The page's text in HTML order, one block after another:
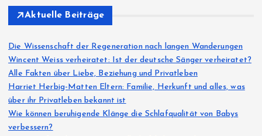
Aktuelle Beiträge
Die Wissenschaft der Regeneration nach langen Wanderungen
Wincent Weiss verheiratet: Ist der deutsche Sänger verheiratet?
Alle Fakten über Liebe, Beziehung und Privatleben
Harriet Herbig-Matten Eltern: Familie, Herkunft und alles, was
über ihr Privatleben bekannt ist
Wie können beruhigende Klänge die Schlafqualität von Babys
verbessern?